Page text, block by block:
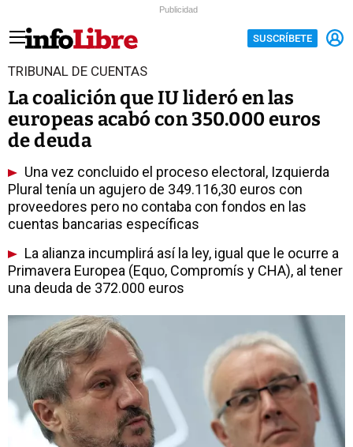
Publicidad
SUSCRÍBETE
TRIBUNAL DE CUENTAS
La coalición que IU lideró en las
europeas acabó con 350.000 euros
de deuda
Una vez concluido el proceso electoral, Izquierda
Plural tenía un agujero de 349.116,30 euros con
proveedores pero no contaba con fondos en las
cuentas bancarias específicas
La alianza incumplirá así la ley, igual que le ocurre a
Primavera Europea (Equo, Compromís y CHA), al tener
una deuda de 372.000 euros